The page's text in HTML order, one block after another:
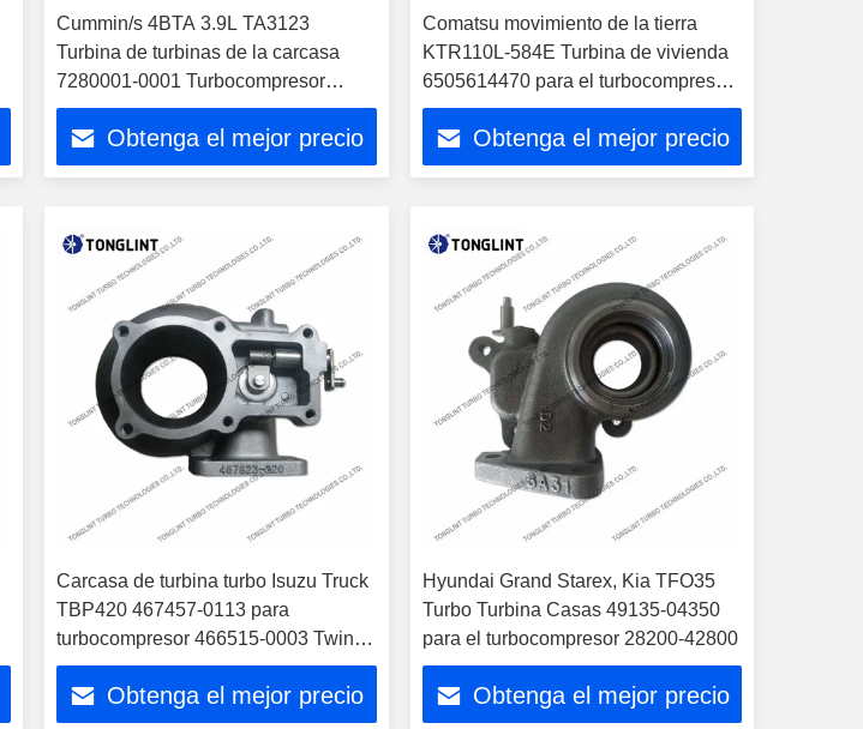
Cummin/s 4BTA 3.9L TA3123
Turbina de turbinas de la carcasa
7280001-0001 Turbocompresor
4988426
Obtenga el mejor precio
Comatsu movimiento de la tierra
KTR110L-584E Turbina de vivienda
6505614470 para el turbocompresor
6505655091
Obtenga el mejor precio
Carcasa de turbina turbo Isuzu Truck
TBP420 467457-0113 para
turbocompresor 466515-0003 Twin
Flow
Obtenga el mejor precio
Hyundai Grand Starex, Kia TFO35
Turbo Turbina Casas 49135-04350
para el turbocompresor 28200-42800
Obtenga el mejor precio